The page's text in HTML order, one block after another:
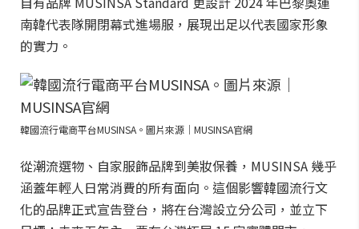
南韓代表隊開閉幕式進場服，展現出足以代表國家形象
的實力。
韓國流行電商平台MUSINSA。圖片來源｜MUSINSA官網
從潮流選物、自家服飾品牌到美妝保養，MUSINSA 幾乎
涵蓋年輕人日常消費的所有面向。這個影響韓國流行文
化的品牌正式宣告登台，將在台灣設立分公司，並立下